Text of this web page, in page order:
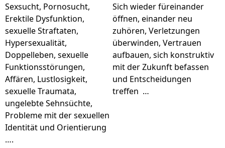
Sexsucht, Pornosucht,
Erektile Dysfunktion,
sexuelle Straftaten,
Hypersexualität,
Doppelleben, sexuelle
Funktionsstörungen,
Affären, Lustlosigkeit,
sexuelle Traumata,
ungelebte Sehnsüchte,
Probleme mit der sexuellen
Identität und Orientierung
….
Sich wieder füreinander
öffnen, einander neu
zuhören, Verletzungen
überwinden, Vertrauen
aufbauen, sich konstruktiv
mit der Zukunft befassen
und Entscheidungen
treffen …